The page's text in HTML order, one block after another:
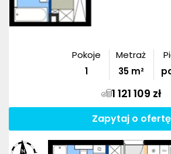
Pokoje
1
Metraż
35m²
1 121 109 zł
Zapytaj o ofertę